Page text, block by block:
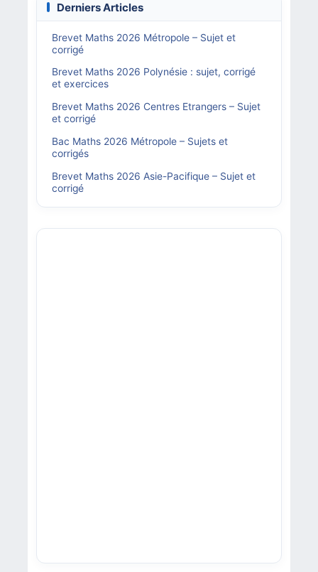
Derniers Articles
Brevet Maths 2026 Métropole – Sujet et
corrigé
Brevet Maths 2026 Polynésie : sujet, corrigé
et exercices
Brevet Maths 2026 Centres Etrangers – Sujet
et corrigé
Bac Maths 2026 Métropole – Sujets et
corrigés
Brevet Maths 2026 Asie-Pacifique – Sujet et
corrigé